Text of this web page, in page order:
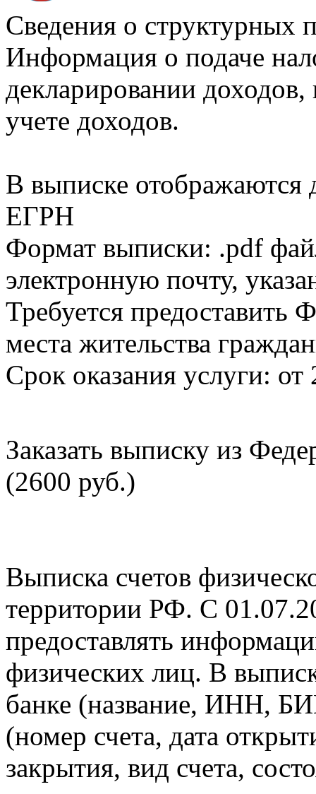
Сведения о структурных
Информация о подаче
декларировании доходов,
учете доходов.
В выписке
ЕГРН
Формат выписки: .pdf
электронную почту,
Требуется
места жительства
Срок оказания услуги: от
Заказать выписку из
(2600 руб.)
Выписка счетов
территории РФ. С
предоставлять
физических лиц. В
банке (название, ИНН,
(номер счета, дата
закрытия, вид счета,